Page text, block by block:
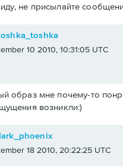
не присылайте
10 2010, 10:31:05 UTC
образ мне почему-то
возникли:)
18 2010, 20:22:25 UTC